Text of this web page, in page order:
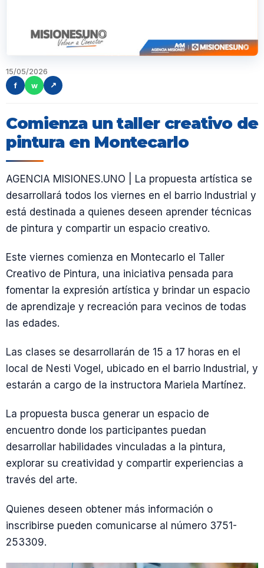
15/05/2026
f
w ↗
Comienza un taller creativo de
pintura en Montecarlo
AGENCIA MISIONES.UNO | La propuesta artística se
desarrollará todos los viernes en el barrio Industrial y
está destinada a quienes deseen aprender técnicas
de pintura y compartir un espacio creativo.
Este viernes comienza en Montecarlo el Taller
Creativo de Pintura, una iniciativa pensada para
fomentar la expresión artística y brindar un espacio
de aprendizaje y recreación para vecinos de todas
las edades.
Las clases se desarrollarán de 15 a 17 horas en el
local de Nesti Vogel, ubicado en el barrio Industrial, y
estarán a cargo de la instructora Mariela Martínez.
La propuesta busca generar un espacio de
encuentro donde los participantes puedan
desarrollar habilidades vinculadas a la pintura,
explorar su creatividad y compartir experiencias a
través del arte.
Quienes deseen obtener más información o
inscribirse pueden comunicarse al número 3751-
253309.